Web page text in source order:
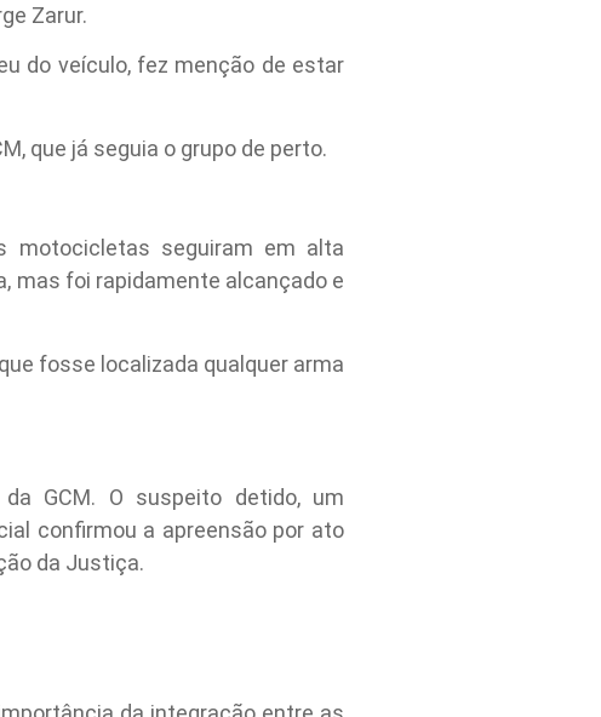
Zarur.
do veículo, fez menção de estar
que já seguia o grupo de perto.
motocicletas seguiram em alta
mas foi rapidamente alcançado e
fosse localizada qualquer arma
GCM. O suspeito detido, um
confirmou a apreensão por ato
da Justiça.